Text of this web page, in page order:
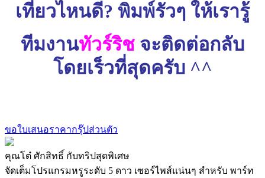
เที่ยวไหนดี? พิมพ์รัวๆ ให้เรารู้
ทีมงานทัวร์ริช จะติดต่อกลับ
โดยเร็วที่สุดครับ ^^
ขอใบเสนอราคากรุ๊ปส่วนตัว
คุณโต๋ ศักสิทธิ์ กับทริปสุดพิเศษ
จัดเต็มโปรแกรมหรูระดับ 5 ดาว เซอร์ไพส์แน่นๆ สำหรับ พาร์ท